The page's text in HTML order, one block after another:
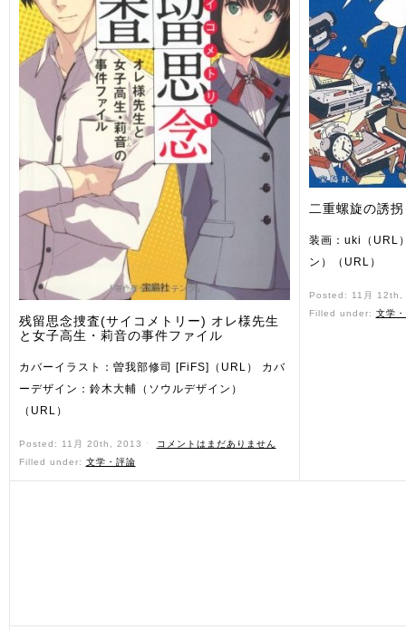
残留思念捜査(サイコメトリー) オレ様先生
と女子高生・莉音の事件ファイル
カバーイラスト：曽我部修司 [FiFS]（URL） カバ
ーデザイン：鈴木大輔（ソウルデザイン）
（URL）
Posted: 11月 20th, 2013 ˑ
コメントはまだありません
Filled under: 文学・評論
二重螺旋の誘拐
装画：uki（URL
ン）（URL）
Posted: 11月
Filled under: 文学